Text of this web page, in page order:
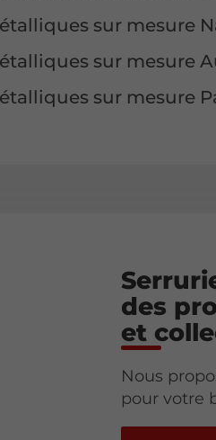
sur mesure
sur mesure
sur mesure
des
et
Nous
pour votre